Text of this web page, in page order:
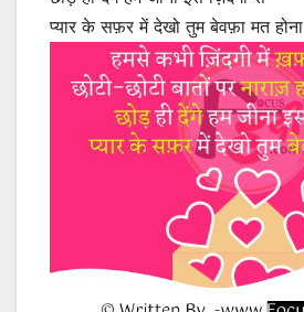
प्यार के सफ़र में देखो तुम बेवफ़ा मत होना